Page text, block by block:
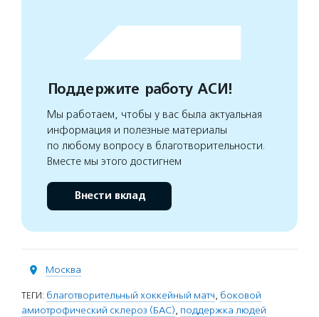
Поддержите работу АСИ!
Мы работаем, чтобы у вас была актуальная
информация и полезные материалы
по любому вопросу в благотворительности.
Вместе мы этого достигнем
Внести вклад
Москва
ТЕГИ: благотворительный хоккейный матч, боковой
амиотрофический склероз (БАС), поддержка людей